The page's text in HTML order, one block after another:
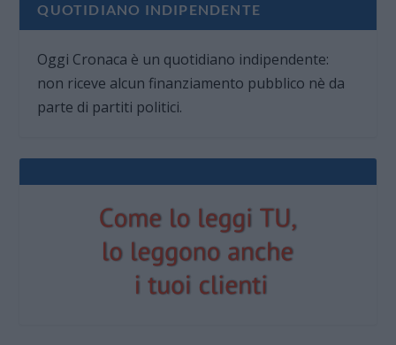
QUOTIDIANO INDIPENDENTE
Oggi Cronaca è un quotidiano indipendente:
non riceve alcun finanziamento pubblico nè da
parte di partiti politici.